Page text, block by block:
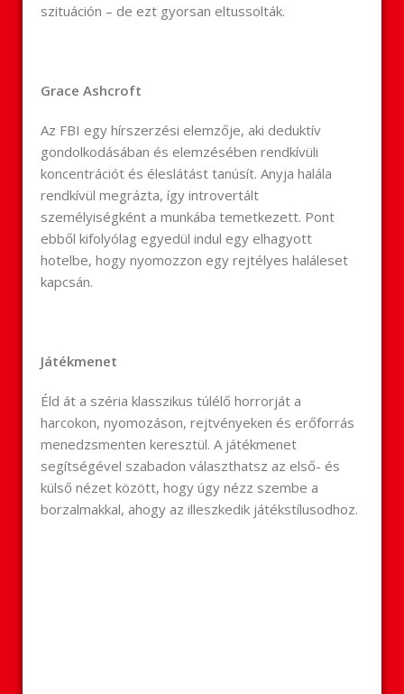
szituáción – de ezt gyorsan eltussolták.
Grace Ashcroft
Az FBI egy hírszerzési elemzője, aki deduktív
gondolkodásában és elemzésében rendkívüli
koncentrációt és éleslátást tanúsít. Anyja halála
rendkívül megrázta, így introvertált
személyiségként a munkába temetkezett. Pont
ebből kifolyólag egyedül indul egy elhagyott
hotelbe, hogy nyomozzon egy rejtélyes haláleset
kapcsán.
Játékmenet
Éld át a széria klasszikus túlélő horrorját a
harcokon, nyomozáson, rejtvényeken és erőforrás
menedzsmenten keresztül. A játékmenet
segítségével szabadon választhatsz az első- és
külső nézet között, hogy úgy nézz szembe a
borzalmakkal, ahogy az illeszkedik játékstílusodhoz.